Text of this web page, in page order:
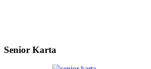
Senior Karta